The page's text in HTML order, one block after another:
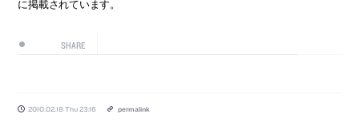
に掲載されています。
SHARE
2010.02.18 Thu 23:16 permalink